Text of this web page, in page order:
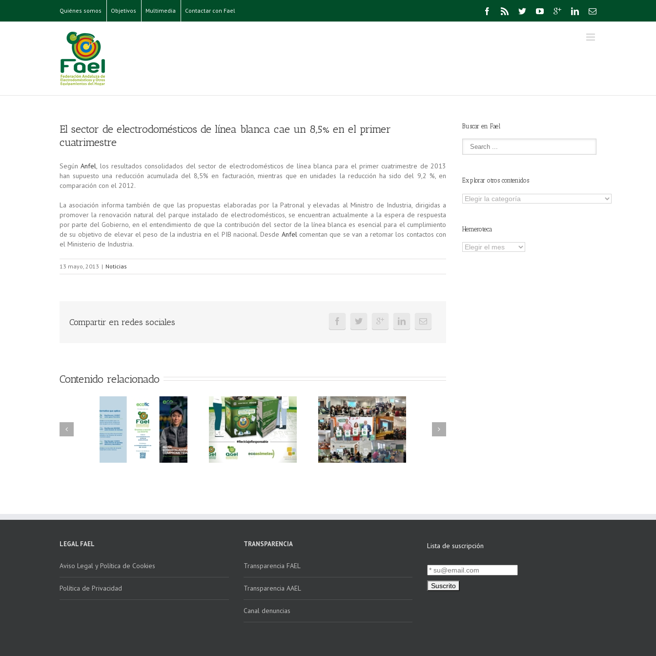
Quiénes somos Objetivos Multimedia Contactar con Fael
El sector de electrodomésticos de línea blanca cae un 8,5% en el primer
cuatrimestre
SegúnAnfel, los resultados consolidados del sector de electrodomésticos de línea blanca para el primer cuatrimestre de 2013
han supuesto una reducción acumulada del 8,5% en facturación, mientras que en unidades la reducción ha sido del 9,2 %, en
comparación con el 2012.
La asociación informa también de que las propuestas elaboradas por la Patronal y elevadas al Ministro de Industria, dirigidas a
promover la renovación natural del parque instalado de electrodomésticos, se encuentran actualmente a la espera de respuesta
por parte del Gobierno, en el entendimiento de que la contribución del sector de la línea blanca es esencial para el cumplimiento
de su objetivo de elevar el peso de la industria en el PIB nacional. Desde Anfelcomentan que se van a retomar los contactos con
el Ministerio de Industria.
13 mayo, 2013 | Noticias
Compartir en redes sociales
Contenido relacionado
FAEL/AAEL y
FAEL, Ecoasimelec y
Parque Joyero
Córdoba, colaboran
FAEL, junto con
Ecoasimelec, visitan
16 centros
Verde”
Ya disponible el
vídeo Webinar
«Facturación
Buscar en Fael
Explorar otros contenidos
Explorar
Hemeroteca
Hemeroteca
LEGAL FAEL
Aviso Legal y Política de Cookies
Política de Privacidad
TRANSPARENCIA
Transparencia FAEL
Transparencia AAEL
Canal denuncias
Lista de suscripción